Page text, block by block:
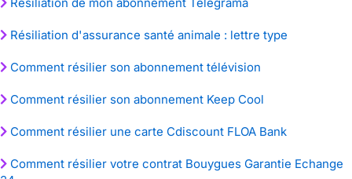
Résiliation d'assurance santé animale : lettre type
Comment résilier son abonnement télévision
Comment résilier son abonnement Keep Cool
Comment résilier une carte Cdiscount FLOA Bank
Comment résilier votre contrat Bouygues Garantie Echange